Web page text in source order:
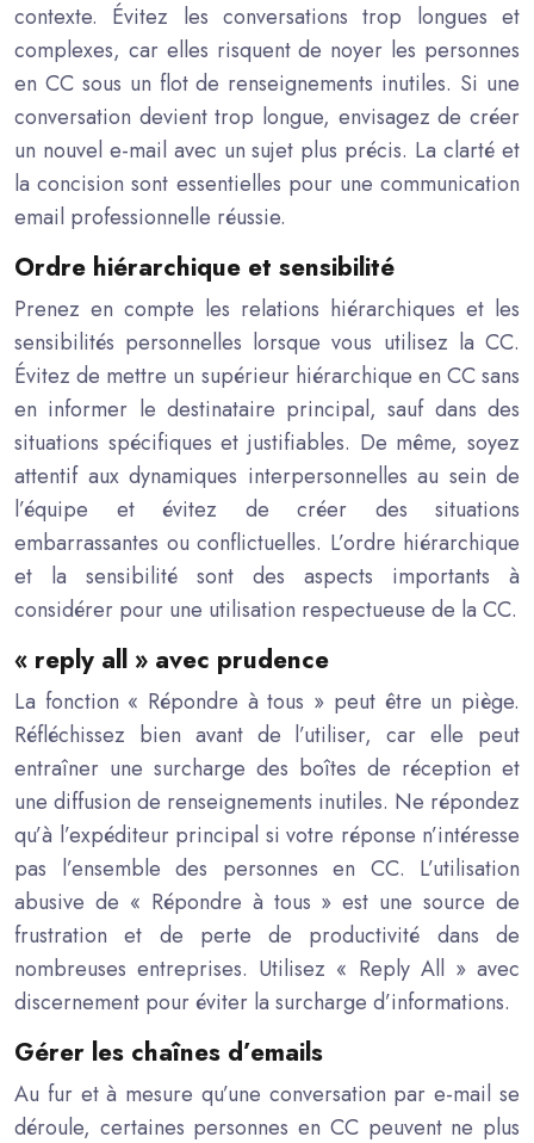
contexte. Évitez les conversations trop longues et
complexes, car elles risquent de noyer les personnes
en CC sous un flot de renseignements inutiles. Si une
conversation devient trop longue, envisagez de créer
un nouvel e-mail avec un sujet plus précis. La clarté et
la concision sont essentielles pour une communication
email professionnelle réussie.
Ordre hiérarchique et sensibilité
Prenez en compte les relations hiérarchiques et les
sensibilités personnelles lorsque vous utilisez la CC.
Évitez de mettre un supérieur hiérarchique en CC sans
en informer le destinataire principal, sauf dans des
situations spécifiques et justifiables. De même, soyez
attentif aux dynamiques interpersonnelles au sein de
l’équipe et évitez de créer des situations
embarrassantes ou conflictuelles. L’ordre hiérarchique
et la sensibilité sont des aspects importants à
considérer pour une utilisation respectueuse de la CC.
« reply all » avec prudence
La fonction « Répondre à tous » peut être un piège.
Réfléchissez bien avant de l’utiliser, car elle peut
entraîner une surcharge des boîtes de réception et
une diffusion de renseignements inutiles. Ne répondez
qu’à l’expéditeur principal si votre réponse n’intéresse
pas l’ensemble des personnes en CC. L’utilisation
abusive de « Répondre à tous » est une source de
frustration et de perte de productivité dans de
nombreuses entreprises. Utilisez « Reply All » avec
discernement pour éviter la surcharge d’informations.
Gérer les chaînes d’emails
Au fur et à mesure qu’une conversation par e-mail se
déroule, certaines personnes en CC peuvent ne plus